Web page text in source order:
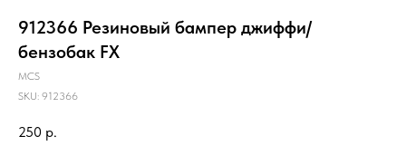
912366 Резиновый бампер джиффи/
бензобак FX
MCS
SKU: 912366
250 р.